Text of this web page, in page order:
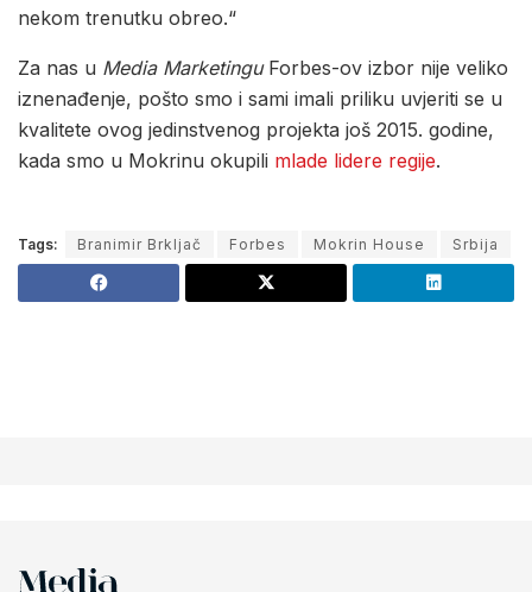
nekom trenutku obreo.“
Za nas u Media MarketinguForbes-ov izbor nije veliko
iznenađenje, pošto smo i sami imali priliku uvjeriti se u
kvalitete ovog jedinstvenog projekta još 2015. godine,
kada smo u Mokrinu okupili mlade lidere regije.
Tags: Branimir Brkljač Forbes Mokrin House Srbija